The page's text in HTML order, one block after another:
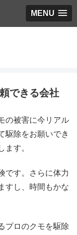
MENU
できる会社
の被害に今リアル
駆除をお願いでき
ます。
です。さらに体力
すし、時間もかな
プロのクモを駆除